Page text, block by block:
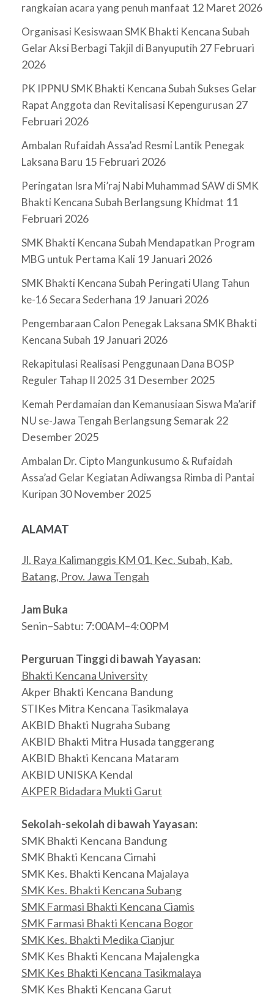
rangkaian acara yang penuh manfaat 12 Maret 2026
Organisasi Kesiswaan SMK Bhakti Kencana Subah
Gelar Aksi Berbagi Takjil di Banyuputih 27 Februari
2026
PK IPPNU SMK Bhakti Kencana Subah Sukses Gelar
Rapat Anggota dan Revitalisasi Kepengurusan 27
Februari 2026
Ambalan Rufaidah Assa’ad Resmi Lantik Penegak
Laksana Baru 15 Februari 2026
Peringatan Isra Mi’raj Nabi Muhammad SAW di SMK
Bhakti Kencana Subah Berlangsung Khidmat 11
Februari 2026
SMK Bhakti Kencana Subah Mendapatkan Program
MBG untuk Pertama Kali 19 Januari 2026
SMK Bhakti Kencana Subah Peringati Ulang Tahun
ke-16 Secara Sederhana 19 Januari 2026
Pengembaraan Calon Penegak Laksana SMK Bhakti
Kencana Subah 19 Januari 2026
Rekapitulasi Realisasi Penggunaan Dana BOSP
Reguler Tahap II 2025 31 Desember 2025
Kemah Perdamaian dan Kemanusiaan Siswa Ma’arif
NU se-Jawa Tengah Berlangsung Semarak 22
Desember 2025
Ambalan Dr. Cipto Mangunkusumo & Rufaidah
Assa’ad Gelar Kegiatan Adiwangsa Rimba di Pantai
Kuripan 30 November 2025
ALAMAT
Jl. Raya Kalimanggis KM 01, Kec. Subah, Kab.
Batang, Prov. Jawa Tengah
Jam Buka
Senin–Sabtu: 7:00AM–4:00PM
Perguruan Tinggi di bawah Yayasan:
Bhakti Kencana University
Akper Bhakti Kencana Bandung
STIKes Mitra Kencana Tasikmalaya
AKBID Bhakti Nugraha Subang
AKBID Bhakti Mitra Husada tanggerang
AKBID Bhakti Kencana Mataram
AKBID UNISKA Kendal
AKPER Bidadara Mukti Garut
Sekolah-sekolah di bawah Yayasan:
SMK Bhakti Kencana Bandung
SMK Bhakti Kencana Cimahi
SMK Kes. Bhakti Kencana Majalaya
SMK Kes. Bhakti Kencana Subang
SMK Farmasi Bhakti Kencana Ciamis
SMK Farmasi Bhakti Kencana Bogor
SMK Kes. Bhakti Medika Cianjur
SMK Kes Bhakti Kencana Majalengka
SMK Kes Bhakti Kencana Tasikmalaya
SMK Kes Bhakti Kencana Garut